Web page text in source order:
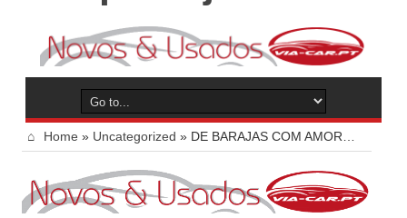
Home » Uncategorized » DE BARAJAS COM AMOR…